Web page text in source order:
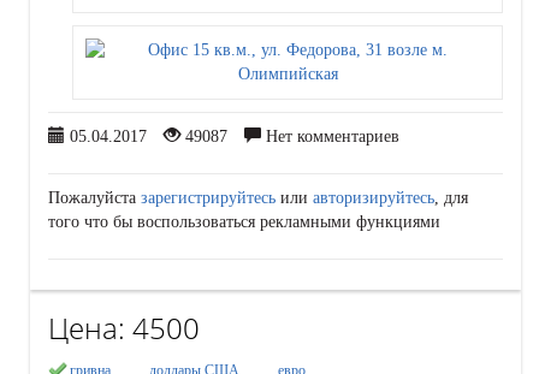
05.04.2017 49087 Нет комментариев
Пожалуйста зарегистрируйтесь или авторизируйтесь , для
того что бы воспользоваться рекламными функциями
Цена: 4500
гривна доллары США евро